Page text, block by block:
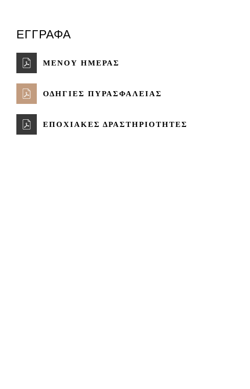
ΕΓΓΡΑΦΑ
ΜΕΝΟΥ ΗΜΕΡΑΣ
ΟΔΗΓΙΕΣ ΠΥΡΑΣΦΑΛΕΙΑΣ
ΕΠΟΧΙΑΚΕΣ ΔΡΑΣΤΗΡΙΟΤΗΤΕΣ